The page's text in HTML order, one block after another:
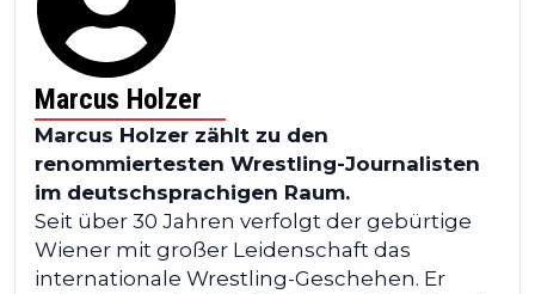
Marcus Holzer
Marcus Holzer zählt zu den
renommiertesten Wrestling-Journalisten
im deutschsprachigen Raum.
Seit über 30 Jahren verfolgt der gebürtige
Wiener mit großer Leidenschaft das
internationale Wrestling-Geschehen. Er